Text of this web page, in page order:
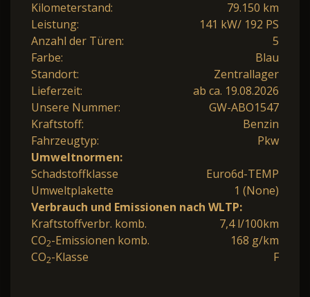
Kilometerstand:
79.150 km
Leistung:
141 kW/ 192 PS
Anzahl der Türen:
5
Farbe:
Blau
Standort:
Zentrallager
Lieferzeit:
ab ca. 19.08.2026
Unsere Nummer:
GW-ABO1547
Kraftstoff:
Benzin
Fahrzeugtyp:
Pkw
Umweltnormen:
Schadstoffklasse
Euro6d-TEMP
Umweltplakette
1 (None)
Verbrauch und Emissionen nach WLTP:
Kraftstoffverbr. komb.
7,4 l/100km
CO2-Emissionen komb.
168 g/km
CO2-Klasse F